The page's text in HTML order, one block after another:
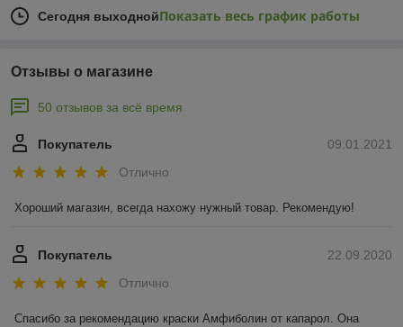
Сегодня выходнойПоказать весь график работы
Отзывы о магазине
50 отзывов за всё время
09.01.2021
Покупатель
Отлично
Хороший магазин, всегда нахожу нужный товар. Рекомендую!
22.09.2020
Покупатель
Отлично
Спасибо за рекомендацию краски Амфиболин от капарол. Она